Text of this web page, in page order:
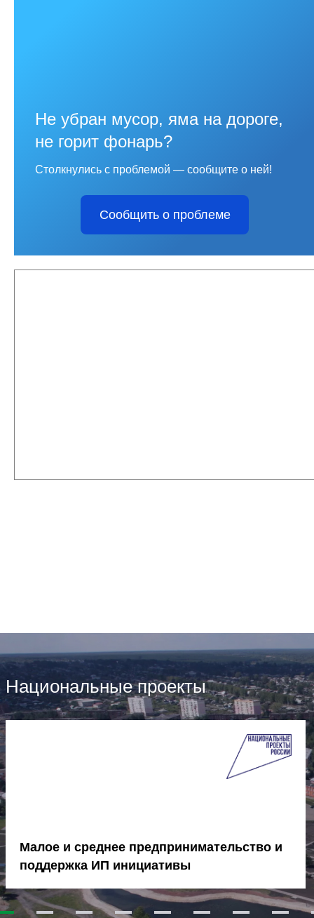
Не убран мусор, яма на дороге,
не горит фонарь?
Столкнулись с проблемой — сообщите о ней!
Сообщить о проблеме
Национальные проекты
Малое и среднее предпринимательство и
поддержка ИП инициативы